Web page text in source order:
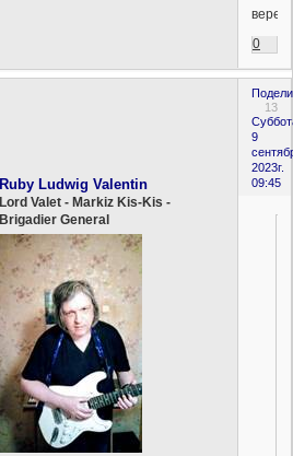
вере.
0
13
9
2023г.
09:45
Ruby Ludwig Valentin
Lord Valet - Markiz Kis-Kis -
Brigadier General